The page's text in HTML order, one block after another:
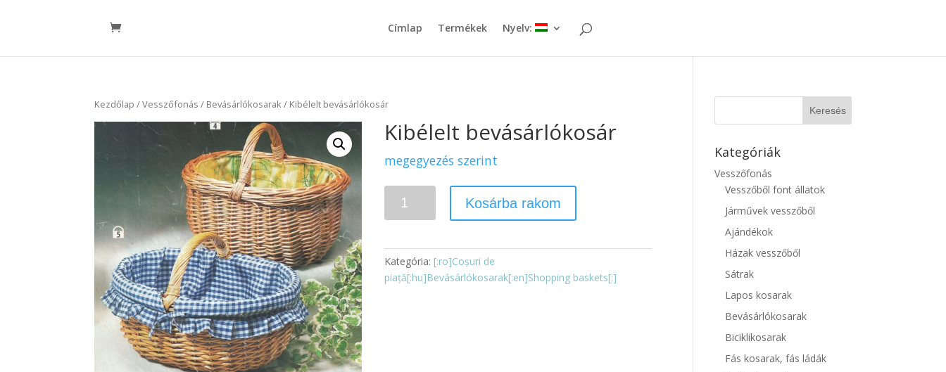
Címlap Termékek Nyelv:
Kezdőlap /Vesszőfonás / Bevásárlókosarak / Kibélelt bevásárlókosár
Kibélelt bevásárlókosár
megegyezés szerint
Kosárba rakom
Kategória: [:ro]Coșuri de
piață[:hu]Bevásárlókosarak[:en]Shopping baskets[:]
Kategóriák
Vesszőfonás
Vesszőből font állatok
Járművek vesszőből
Ajándékok
Házak vesszőből
Sátrak
Lapos kosarak
Bevásárlókosarak
Biciklikosarak
Fás kosarak, fás ládák